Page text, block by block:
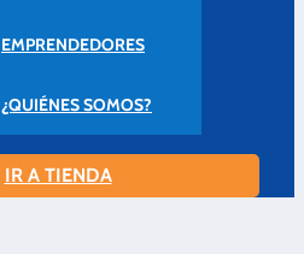
EMPRENDEDORES
¿QUIÉNES SOMOS?
IR A TIENDA